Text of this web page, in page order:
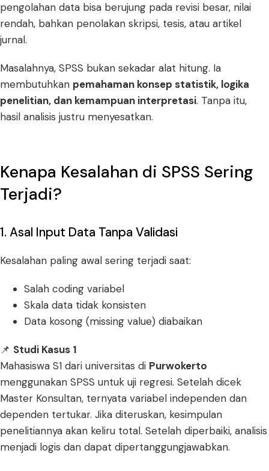
pengolahan data bisa berujung pada revisi besar, nilai
rendah, bahkan penolakan skripsi, tesis, atau artikel
jurnal.
Masalahnya, SPSS bukan sekadar alat hitung. Ia
membutuhkan pemahaman konsep statistik, logika
penelitian, dan kemampuan interpretasi. Tanpa itu,
hasil analisis justru menyesatkan.
Kenapa Kesalahan di SPSS Sering
Terjadi?
1. Asal Input Data Tanpa Validasi
Kesalahan paling awal sering terjadi saat:
Salah coding variabel
Skala data tidak konsisten
Data kosong (missing value) diabaikan
📌 Studi Kasus 1
Mahasiswa S1 dari universitas di Purwokerto
menggunakan SPSS untuk uji regresi. Setelah dicek
Master Konsultan, ternyata variabel independen dan
dependen tertukar. Jika diteruskan, kesimpulan
penelitiannya akan keliru total. Setelah diperbaiki, analisis
menjadi logis dan dapat dipertanggungjawabkan.